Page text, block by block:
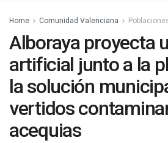
Home Comunidad Valenciana
Alboraya proyecta
artificial junto a la
la solución
vertidos
acequias